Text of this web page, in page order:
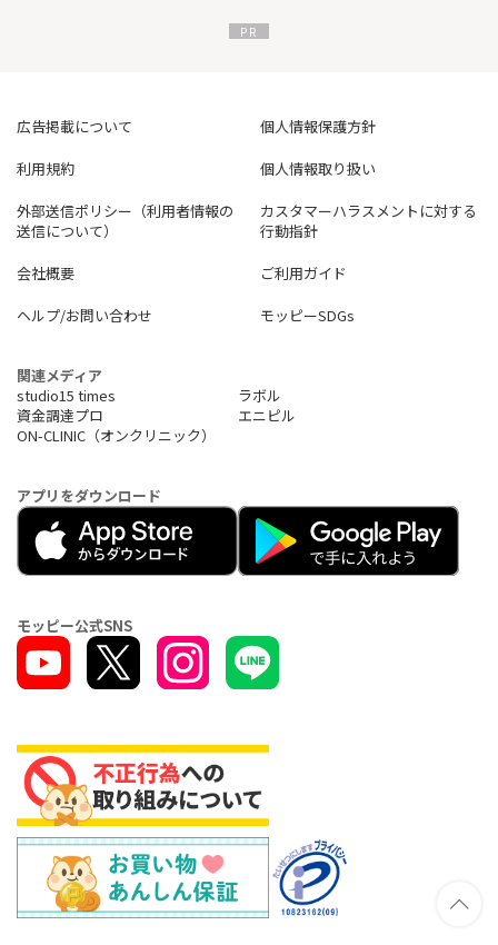
広告掲載について
個人情報保護方針
利用規約
個人情報取り扱い
外部送信ポリシー（利用者情報の
送信について）
カスタマーハラスメントに対する
行動指針
会社概要
ご利用ガイド
ヘルプ/お問い合わせ
モッピーSDGs
関連メディア
studio15 times
ラボル
資金調達プロ
エニピル
ON-CLINIC（オンクリニック）
アプリをダウンロード
モッピー公式SNS